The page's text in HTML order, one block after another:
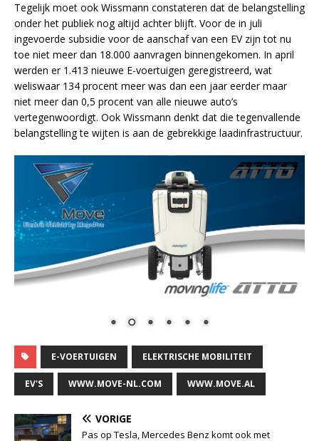
Tegelijk moet ook Wissmann constateren dat de belangstelling
onder het publiek nog altijd achter blijft. Voor de in juli
ingevoerde subsidie voor de aanschaf van een EV zijn tot nu
toe niet meer dan 18.000 aanvragen binnengekomen. In april
werden er 1.413 nieuwe E-voertuigen geregistreerd, wat
weliswaar 134 procent meer was dan een jaar eerder maar
niet meer dan 0,5 procent van alle nieuwe auto’s
vertegenwoordigt. Ook Wissmann denkt dat die tegenvallende
belangstelling te wijten is aan de gebrekkige laadinfrastructuur.
E-VOERTUIGEN ELEKTRISCHE MOBILITEIT
EV'S WWW.MOVE-NL.COM WWW.MOVE.AL
VORIGE
Pas op Tesla, Mercedes Benz komt ook met